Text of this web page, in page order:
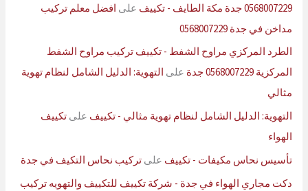
0568007229 جدة مكة الطايف - تكييف
على افضل معلم تركيب
مداخن في جدة 0568007229
الطرد المركزي مراوح الشفط - تكييف تركيب مراوح الشفط
المركزية 0568007229 جدة
على التهوية: الدليل الشامل لنظام تهوية
مثالي
التهوية: الدليل الشامل لنظام تهوية مثالي - تكييف علىتكييف
الهواء
تأسيس نحاس مكيفات - تكييف علىتركيب نحاس التكيف في جدة
دكت مجاري الهواء في جدة - شركة تكييف للتكييف والتهويه تركيب